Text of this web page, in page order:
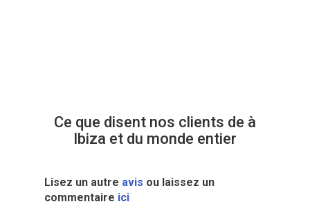
Ce que disent nos clients de à
Ibiza et du monde entier
Lisez un autre avis ou laissez un
commentaire ici